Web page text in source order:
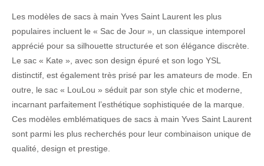
Les modèles de sacs à main Yves Saint Laurent les plus
populaires incluent le « Sac de Jour », un classique intemporel
apprécié pour sa silhouette structurée et son élégance discrète.
Le sac « Kate », avec son design épuré et son logo YSL
distinctif, est également très prisé par les amateurs de mode. En
outre, le sac « LouLou » séduit par son style chic et moderne,
incarnant parfaitement l’esthétique sophistiquée de la marque.
Ces modèles emblématiques de sacs à main Yves Saint Laurent
sont parmi les plus recherchés pour leur combinaison unique de
qualité, design et prestige.